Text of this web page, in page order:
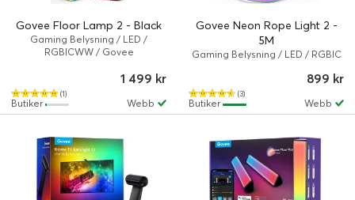
Govee Floor Lamp 2 - Black
Gaming Belysning / LED /
RGBICWW / Govee
(1)
1 499 kr
Webb
Butiker
Govee Neon Rope Light 2 -
5M
Gaming Belysning / LED / RGBIC
(3)
899 kr
Webb
Butiker